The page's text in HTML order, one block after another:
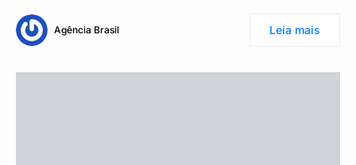
Agência Brasil Leia mais